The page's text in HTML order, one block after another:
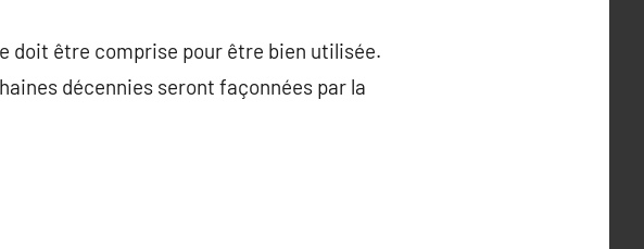
doit être comprise pour être bien utilisée.
décennies seront façonnées par la